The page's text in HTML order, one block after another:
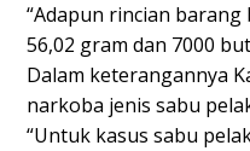
“Adapun rincian
56,02 gram dan 7000
Dalam keterangannya
narkoba jenis sabu
“Untuk kasus sabu